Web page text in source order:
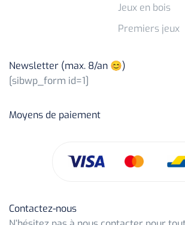
Jeux en bois
Premiers jeux
Newsletter (max. 8/an 😊)
[sibwp_form id=1]
Moyens de paiement
Contactez-nous